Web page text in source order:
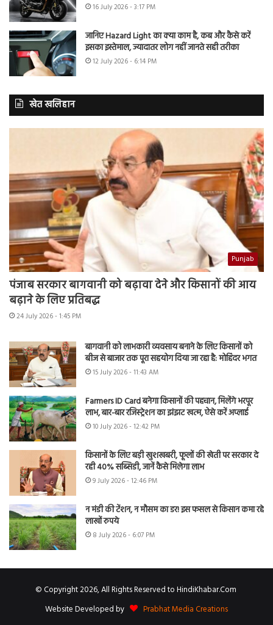
16 July 2026 - 3:17 PM
जानिए Hazard Light का क्या काम है, कब और कैसे करें
इसका इस्तेमाल, ज्यादातर लोग नहीं जानते सही तरीका
12 July 2026 - 6:14 PM
खेत खलिहान
Punjab
पंजाब सरकार बागवानी को बढ़ावा देने और किसानों की आय
बढ़ाने के लिए प्रतिबद्ध
24 July 2026 - 1:45 PM
बागवानी को लाभकारी व्यवसाय बनाने के लिए किसानों को
बीज से बाजार तक पूरा सहयोग दिया जा रहा है: मोहिंदर भगत
15 July 2026 - 11:43 AM
Farmers ID Card बनेगा किसानों की पहचान, मिलेंगे भरपूर
लाभ, बार-बार रजिस्ट्रेशन का झंझट खत्म, ऐसे करें अप्लाई
10 July 2026 - 12:42 PM
किसानों के लिए बड़ी खुशखबरी, फूलों की खेती पर सरकार दे
रही 40% सब्सिडी, जानें कैसे मिलेगा लाभ
9 July 2026 - 12:46 PM
न मंडी की टेंशन, न मौसम का डर! इस फसल से किसान कमा रहे
लाखों रुपये
8 July 2026 - 6:07 PM
© Copyright 2026, All Rights Reserved to HindiKhabar.Com
Website Developed by
Prabhat Media Creations